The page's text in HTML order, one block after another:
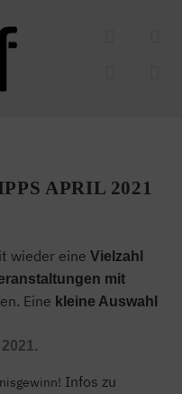
APRIL 2021
wieder eineVielzahl
mit
Eine kleine Auswahl
Infos zu